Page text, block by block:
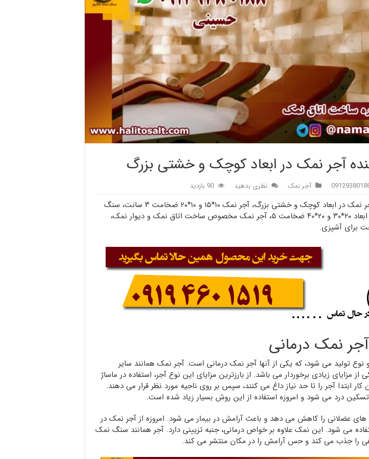
آجر نمک در ابعاد کوچک و خشتی بزرگ
آجر نمک نظری بدهید 90 بازدید
تولید کننده آجر نمک در ابعاد کوچک و خشتی بزرگ، آجر نمک ۱۰*۱۵ و ۱۰*۲۰ ضخامت ۳ سانت، سنگ
نمک تخت در ابعاد ۲۰*۳۰ و ۲۰*۴۰ ضخامت ۵، آجر نمک مخصوص ساخت اتاق نمک و دیوار نمک،
برای آشپزی.
نمک درمانی
نوع تولید می شود، که یکی از آنها آجر نمک درمانی است. آجر نمک همانند سایر
مزایای زیادی برخوردار می باشد. از بارزترین مزایای این نوع آجر، استفاده در ماساژ
ابتدا آجر را تا حد نیاز داغ می کنند، سپس بر روی ناحیه مورد نظر قرار می دهند.
درد می شود و امروزه استفاده از این روش بسیار زیاد شده است.
های عضلانی را کاهش می دهد و باعث آرامش در بیمار می شود. امروزه از آجر نمک در
می شود. این نمک علاوه بر خواص درمانی، جنبه تزیینی دارد. آجر همانند سنگ نمک
را جذب می کند و حس آرامش را در مکان منتشر می کند.